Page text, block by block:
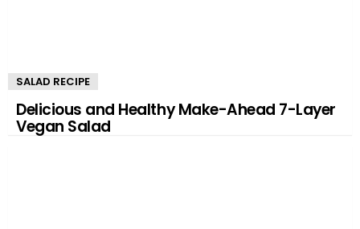
SALAD RECIPE
Delicious and Healthy Make-Ahead 7-Layer
Vegan Salad